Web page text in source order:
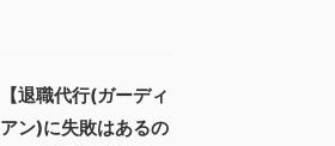
【退職代行(ガーディ
アン)に失敗はあるの